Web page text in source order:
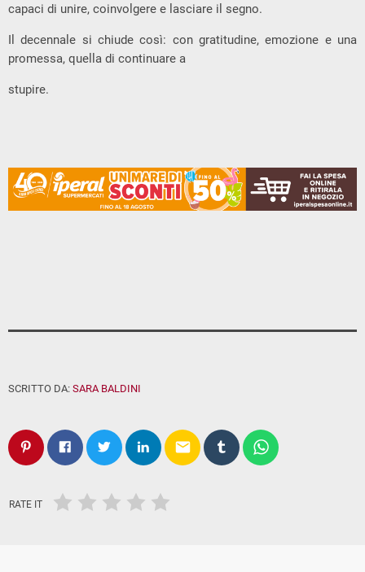
capaci di unire, coinvolgere e lasciare il segno.
Il decennale si chiude così: con gratitudine, emozione e una
promessa, quella di continuare a
stupire.
SCRITTO DA: SARA BALDINI
email
RATE IT